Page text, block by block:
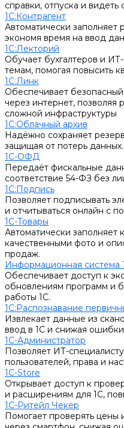
справки, отпуска и
1С:Контрагент
Автоматически
экономя время на ввод
1С:Лекторий
Обучает бухгалтеров и
темам, помогая повысить
1С:Линк
Обеспечивает
через интернет, позволяя
сложной инфраструктуры
1С:Облачный архив
Надёжно сохраняет
защищая от потерь данных.
1С-ОФД
Передаёт фискальные
соответствие 54-ФЗ без
1С:Подпись
Позволяет подписывать
и отчитываться онлайн с
1С-Товары
Автоматически заполняет
качественными фото и
продаж.
Информационная система
Обеспечивает доступ к
обновлениям программ и
работы 1С.
1С:Распознавание
Извлекает данные из
ввод в 1С и снижая
1С-Администратор
Позволяет ИТ-
пользователей, права и
1С-Store
Открывает доступ к
и расширениям для 1С,
1С-Ритейл Чекер
Помогает проверять цены